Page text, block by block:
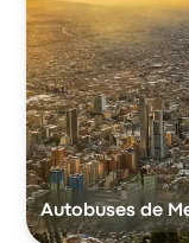
Autobuses de